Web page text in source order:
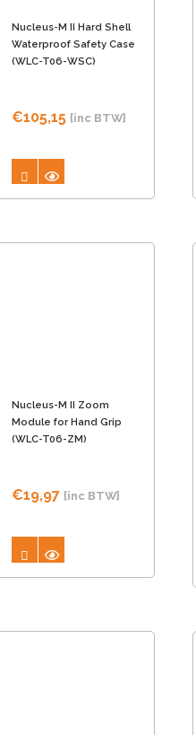
Nucleus-M II Hard Shell
Waterproof Safety Case
(WLC-T06-WSC)
€105,15 {inc BTW}
Nucleus-M II Zoom
Module for Hand Grip
(WLC-T06-ZM)
€19,97 {inc BTW}